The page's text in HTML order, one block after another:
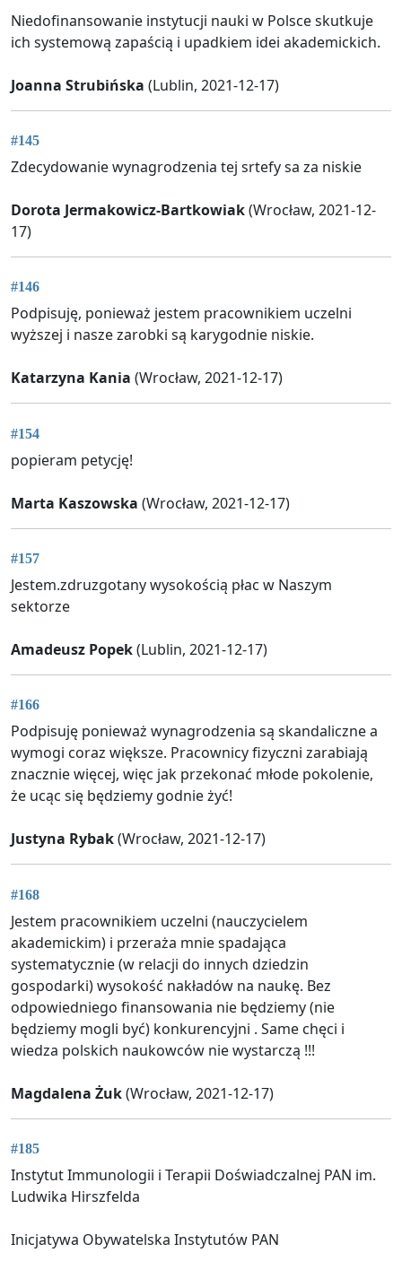
Niedofinansowanie instytucji nauki w Polsce skutkuje
ich systemową zapaścią i upadkiem idei akademickich.
Joanna Strubińska (Lublin, 2021-12-17)
#145
Zdecydowanie wynagrodzenia tej srtefy sa za niskie
Dorota Jermakowicz-Bartkowiak(Wrocław, 2021-12-
17)
#146
Podpisuję, ponieważ jestem pracownikiem uczelni
wyższej i nasze zarobki są karygodnie niskie.
Katarzyna Kania (Wrocław, 2021-12-17)
#154
popieram petycję!
Marta Kaszowska (Wrocław, 2021-12-17)
#157
Jestem.zdruzgotany wysokością płac w Naszym
sektorze
Amadeusz Popek(Lublin, 2021-12-17)
#166
Podpisuję ponieważ wynagrodzenia są skandaliczne a
wymogi coraz większe. Pracownicy fizyczni zarabiają
znacznie więcej, więc jak przekonać młode pokolenie,
że ucąc się będziemy godnie żyć!
Justyna Rybak(Wrocław, 2021-12-17)
#168
Jestem pracownikiem uczelni (nauczycielem
akademickim) i przeraża mnie spadająca
systematycznie (w relacji do innych dziedzin
gospodarki) wysokość nakładów na naukę. Bez
odpowiedniego finansowania nie będziemy (nie
będziemy mogli być) konkurencyjni . Same chęci i
wiedza polskich naukowców nie wystarczą !!!
Magdalena Żuk(Wrocław, 2021-12-17)
#185
Instytut Immunologii i Terapii Doświadczalnej PAN im.
Ludwika Hirszfelda
Inicjatywa Obywatelska Instytutów PAN